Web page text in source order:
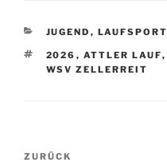
KATEGORIEN
JUGEND , LAUFSPORT
SCHLAGWÖRTER
2026 , ATTLER LAUF,
WSV ZELLERREIT
Beitragsnavigation
Vorheriger
ZURÜCK